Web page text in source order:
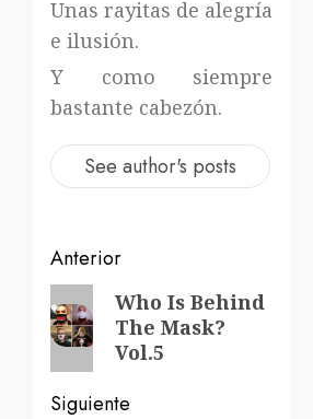
Unas rayitas de alegría
e ilusión.
Y como siempre
bastante cabezón.
See author's posts
Navegación
de
entradas
Anterior
Entrada
anterior:
Who Is Behind
The Mask?
Vol.5
Siguiente